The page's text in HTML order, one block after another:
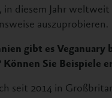
in diesem Jahr
auszuprobieren.
gibt es Veganuary
Können Sie Beispiele
seit 2014 in